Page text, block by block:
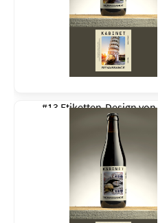
#13 Etiketten-Design von